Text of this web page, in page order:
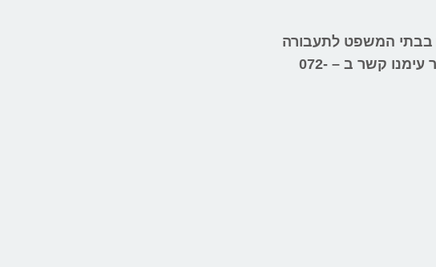
בבתי המשפט לתעבורה
עימנו קשר ב – 072-